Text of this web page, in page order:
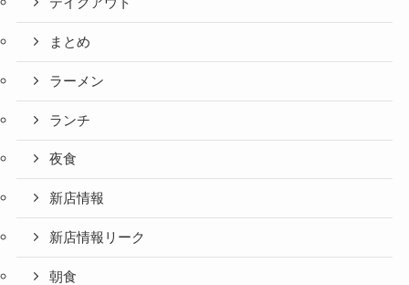
テイクアウト
まとめ
ラーメン
ランチ
夜食
新店情報
新店情報リーク
朝食